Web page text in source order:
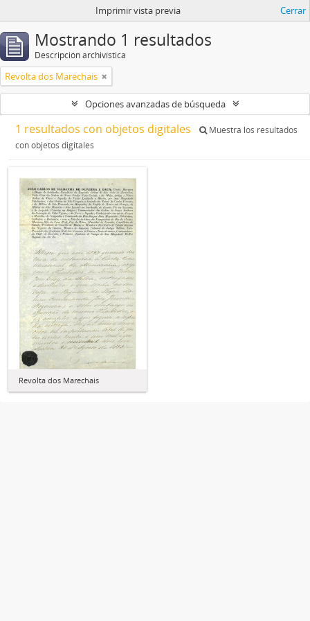
Imprimir vista previa Cerrar
Mostrando 1 resultados
Descripción archivística
Revolta dos Marechais
Opciones avanzadas de búsqueda
1 resultados con objetos digitales
Muestra los resultados
con objetos digitales
Revolta dos Marechais